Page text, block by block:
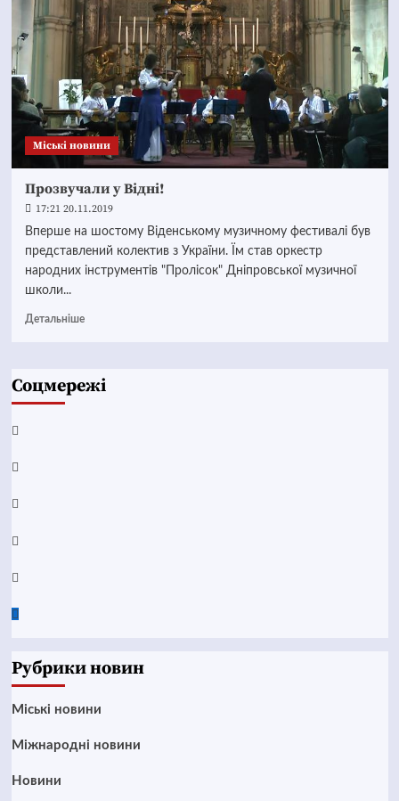
Mіські новини
Прозвучали у Відні!
17:21 20.11.2019
Вперше на шостому Віденському музичному фестивалі був
представлений колектив з України. Їм став оркестр
народних інструментів "Пролісок" Дніпровської музичної
школи...
Детальніше
Соцмережі
Facebook
YouTube
Telegram
Instagram
Twitter
Google
Рубрики новин
Mіські новини
Міжнародні новини
Новини